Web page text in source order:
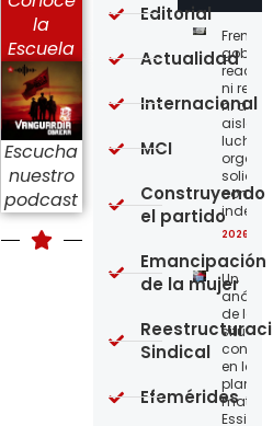
la
Escuela
Escucha
nuestro
podcast
Frente
ni
ni
lucha,
con
2026-
Un
de la
en la
planta
matriz
Essity-
Editorial
Actualidad
Internacional
MCI
Construyendo
el partido
Emancipación
de la mujer
Sindical
Efemérides